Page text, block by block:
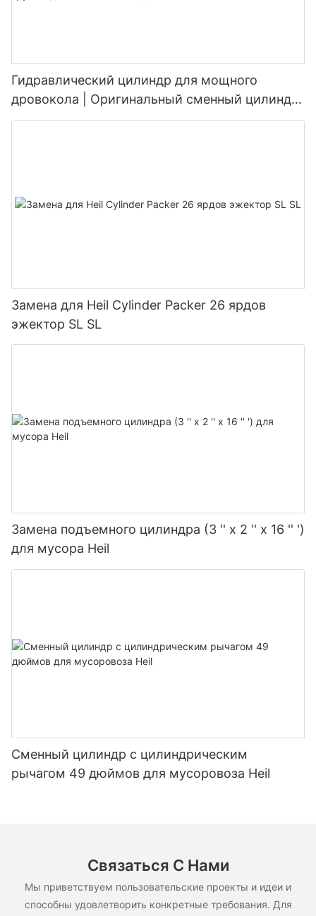
Гидравлический цилиндр для мощного
дровокола | Оригинальный сменный цилиндр
для дровоколов грузоподъемностью от 20 до
Замена для Heil Cylinder Packer 26 ярдов
эжектор SL SL
Замена подъемного цилиндра (3 '' x 2 '' x 16 '' ')
для мусора Heil
Сменный цилиндр с цилиндрическим
рычагом 49 дюймов для мусоровоза Heil
Связаться С Нами
Мы приветствуем пользовательские проекты и идеи и
способны удовлетворить конкретные требования. Для